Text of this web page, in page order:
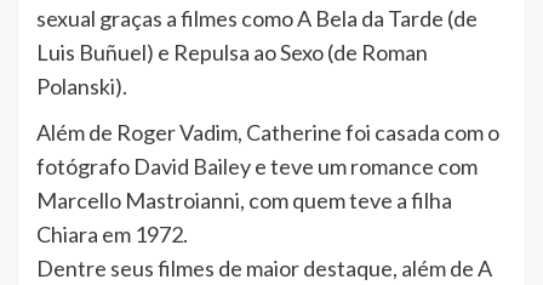
sexual graças a filmes como A Bela da Tarde (de
Luis Buñuel) e Repulsa ao Sexo (de Roman
Polanski).
Além de Roger Vadim, Catherine foi casada com o
fotógrafo David Bailey e teve um romance com
Marcello Mastroianni, com quem teve a filha
Chiara em 1972.
Dentre seus filmes de maior destaque, além de A